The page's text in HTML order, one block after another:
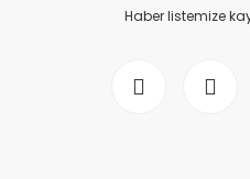
Haber listemize